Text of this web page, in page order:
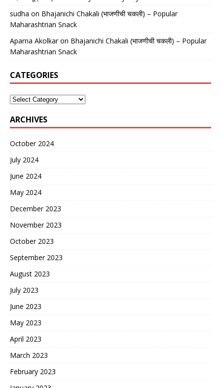
sudha on Bhajanichi Chakali (भाजणीची चकली) – Popular
Maharashtrian Snack
Aparna Akolkaron Bhajanichi Chakali (भाजणीची चकली) – Popular
Maharashtrian Snack
CATEGORIES
ARCHIVES
October 2024
July 2024
June 2024
May 2024
December 2023
November 2023
October 2023
September 2023
August 2023
July 2023
June 2023
May 2023
April 2023
March 2023
February 2023